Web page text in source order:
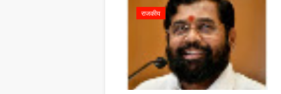
राजकीय